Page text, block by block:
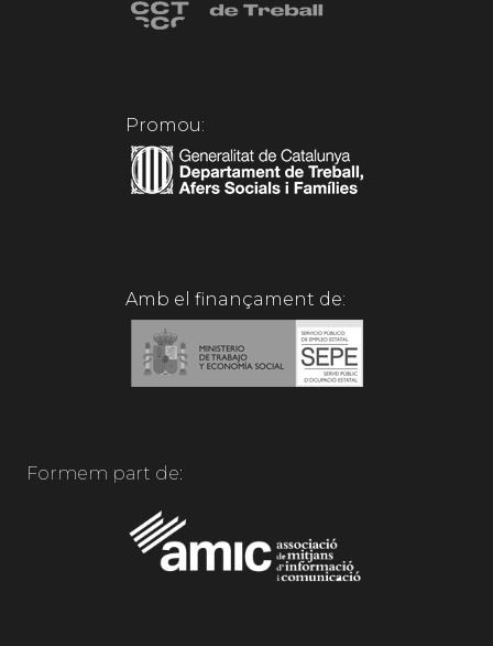
Promou:
Amb el finançament de:
Formem part de: